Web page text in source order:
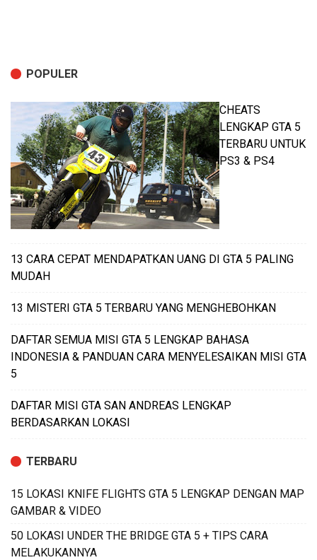
POPULER
CHEATS
LENGKAP GTA 5
TERBARU UNTUK
PS3 & PS4
13 CARA CEPAT MENDAPATKAN UANG DI GTA 5 PALING
MUDAH
13 MISTERI GTA 5 TERBARU YANG MENGHEBOHKAN
DAFTAR SEMUA MISI GTA 5 LENGKAP BAHASA
INDONESIA & PANDUAN CARA MENYELESAIKAN MISI GTA
5
DAFTAR MISI GTA SAN ANDREAS LENGKAP
BERDASARKAN LOKASI
TERBARU
15 LOKASI KNIFE FLIGHTS GTA 5 LENGKAP DENGAN MAP
GAMBAR & VIDEO
50 LOKASI UNDER THE BRIDGE GTA 5 + TIPS CARA
MELAKUKANNYA